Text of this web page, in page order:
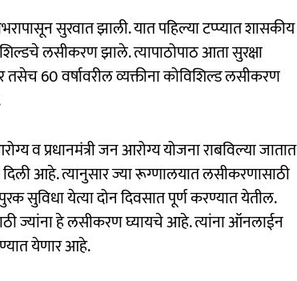
सुरवात झाली. यात पहिल्या टप्प्यात शासकीय
लसीकरण झाले. त्यापाठोपाठ आता सुरक्षा
तसेच 60 वर्षावरील व्यक्तीना कोविशिल्ड लसीकरण
व प्रधानमंत्री जन आरोग्य योजना राबविल्या जातात
आहे. त्यानुसार ज्या रूग्णालयात लसीकरणासाठी
सुविधा येत्या दोन दिवसात पूर्ण करण्यात येतील.
ज्यांना हे लसीकरण घ्यायचे आहे. त्यांना ऑनलाईन
येणार आहे.